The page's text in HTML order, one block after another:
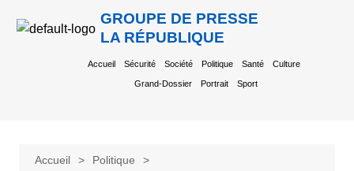
GROUPE DE PRESSE
LA RÉPUBLIQUE
Accueil Sécurité Société Politique Santé Culture
Grand-Dossier Portrait Sport
Accueil
Politique